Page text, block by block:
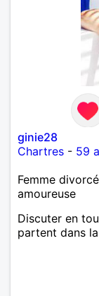
ginie28
Chartres - 59
Femme
amoureuse
Discuter en
partent dans